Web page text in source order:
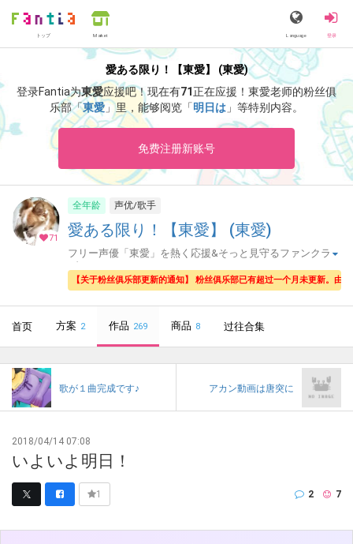
トップ Market Language 登录
愛ある限り！【東愛】 (東愛)
登录Fantia为東愛应援吧！现在有71正在应援！ 東愛老师的粉丝俱
乐部「東愛 」里，能够阅览「明日は 」等特别内容。
免费注册新账号
71
全年龄 声优/歌手
愛ある限り！【東愛】 (東愛)
フリー声優「東愛」を熱く応援&そっと見守るファンクラ
【关于粉丝俱乐部更新的通知】 粉丝俱乐部已有超过一个月未更新。
首页 方案 2 作品 269 商品 8 过往合集
歌が１曲完成です♪ アカン動画は唐突に
2018/04/14 07:08
いよいよ明日！
1 2 7